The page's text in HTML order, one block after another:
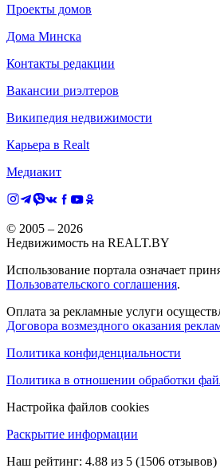
Проекты домов
Дома Минска
Контакты редакции
Вакансии риэлтеров
Википедия недвижимости
Карьера в Realt
Медиакит
© 2005 – 2026
Недвижимость на REALT.BY
Использование портала означает
Пользовательского соглашения.
Оплата за рекламные услуги
Договора возмездного оказания
Политика конфиденциальности
Политика в отношении обработки
Настройка файлов cookies
Раскрытие информации
Наш рейтинг: 4.88 из 5 (1506 отзывов)